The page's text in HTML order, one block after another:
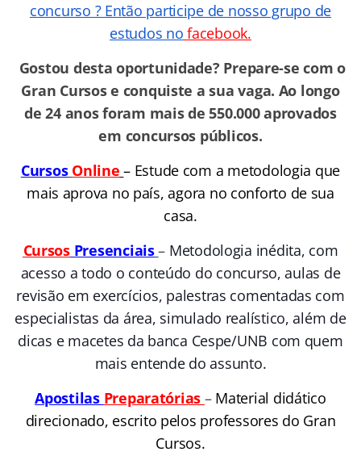
concurso ? Então participe de nosso grupo de
estudos no facebook.
Gostou desta oportunidade? Prepare-se com o
Gran Cursos e conquiste a sua vaga. Ao longo
de 24 anos foram mais de 550.000 aprovados
em concursos públicos.
Cursos Online – Estude com a metodologia que
mais aprova no país, agora no conforto de sua
casa.
CursosPresenciais– Metodologia inédita, com
acesso a todo o conteúdo do concurso, aulas de
revisão em exercícios, palestras comentadas com
especialistas da área, simulado realístico, além de
dicas e macetes da banca Cespe/UNB com quem
mais entende do assunto.
Apostilas Preparatórias – Material didático
direcionado, escrito pelos professores do Gran
Cursos.